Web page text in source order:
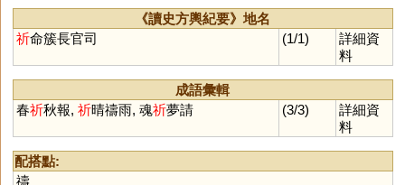
《讀史方輿紀要》地名
祈命簇長官司 (1/1)
詳細資
料
成語彙輯
春祈秋報, 祈晴禱雨, 魂祈夢請 (3/3)
詳細資
料
配搭點:
禱